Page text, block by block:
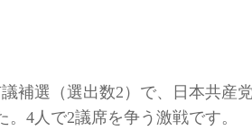
補選（選出数2）で、日本共産
4人で2議席を争う激戦です。